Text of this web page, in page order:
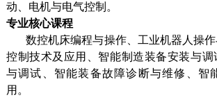
动、电机与电气控制。
专业核心课程
数控机床编程与操作、工业机器人操
控制技术及应用、智能制造装备安装与
与调试、智能装备故障诊断与维修、智
用。